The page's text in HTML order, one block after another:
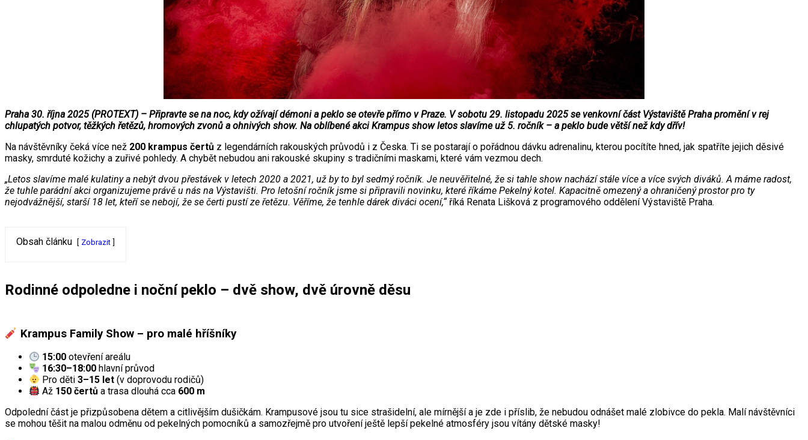
Praha 30. října 2025 (PROTEXT) – Připravte se na noc, kdy ožívají démoni a peklo se otevře přímo v Praze. V sobotu 29. listopadu 2025 se venkovní část Výstaviště Praha promění v rej
chlupatých potvor, těžkých řetězů, hromových zvonů a ohnivých show. Na oblíbené akci Krampus show letos slavíme už 5. ročník – a peklo bude větší než kdy dřív!
Na návštěvníky čeká více než 200 krampus čertů z legendárních rakouských průvodů i z Česka. Ti se postarají o pořádnou dávku adrenalinu, kterou pocítíte hned, jak spatříte jejich děsivé
masky, smrduté kožichy a zuřivé pohledy. A chybět nebudou ani rakouské skupiny s tradičními maskami, které vám vezmou dech.
„Letos slavíme malé kulatiny a nebýt dvou přestávek v letech 2020 a 2021, už by to byl sedmý ročník. Je neuvěřitelné, že si tahle show nachází stále více a více svých diváků. A máme radost,
že tuhle parádní akci organizujeme právě u nás na Výstavišti. Pro letošní ročník jsme si připravili novinku, které říkáme Pekelný kotel. Kapacitně omezený a ohraničený prostor pro ty
nejodvážnější, starší 18 let, kteří se nebojí, že se čerti pustí ze řetězu. Věříme, že tenhle dárek diváci ocení,“říká Renata Lišková z programového oddělení Výstaviště Praha.
Obsah článku Zobrazit
Rodinné odpoledne i noční peklo – dvě show, dvě úrovně děsu
Krampus Family Show – pro malé hříšníky
15:00 otevření areálu
16:30–18:00 hlavní průvod
Pro děti3–15 let (v doprovodu rodičů)
Až 150 čertů a trasa dlouhá cca 600 m
Odpolední část je přizpůsobena dětem a citlivějším dušičkám. Krampusové jsou tu sice strašidelní, ale mírnější a je zde i příslib, že nebudou odnášet malé zlobivce do pekla. Malí návštěvníci
se mohou těšit na malou odměnu od pekelných pomocníků a samozřejmě pro utvoření ještě lepší pekelné atmosféry jsou vítány dětské masky!